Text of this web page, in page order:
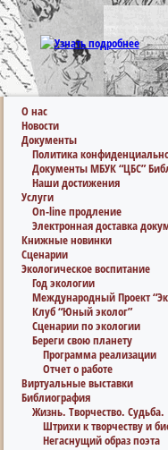
О нас
Новости
Документы
Политика
Документы МБУК “ЦБС”
Наши достижения
Услуги
On-line продление
Электронная доставка
Книжные новинки
Сценарии
Экологическое воспитание
Год экологии
Международный Проект
Клуб “Юный эколог”
Сценарии по экологии
Береги свою планету
Программа реализации
Отчет о работе
Виртуальные выставки
Библиография
Жизнь. Творчество. Судьба.
Штрихи к творчеству и
Негаснущий образ поэта